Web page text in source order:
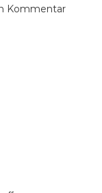
Kommentar